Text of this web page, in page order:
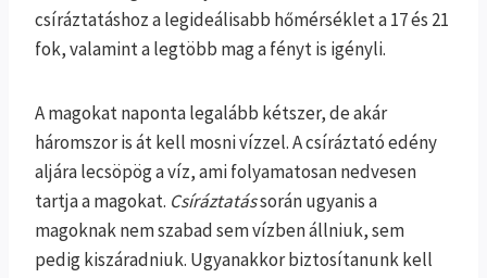
csíráztatáshoz a legideálisabb hőmérséklet a 17 és 21
fok, valamint a legtöbb mag a fényt is igényli.
A magokat naponta legalább kétszer, de akár
háromszor is át kell mosni vízzel. A csíráztató edény
aljára lecsöpög a víz, ami folyamatosan nedvesen
tartja a magokat. Csíráztatássorán ugyanis a
magoknak nem szabad sem vízben állniuk, sem
pedig kiszáradniuk. Ugyanakkor biztosítanunk kell